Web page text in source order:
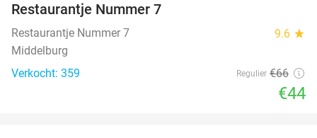
Restaurantje Nummer 7
Restaurantje Nummer 7 9.6 star
Middelburg
Verkocht: 359
Regulier €66
€44